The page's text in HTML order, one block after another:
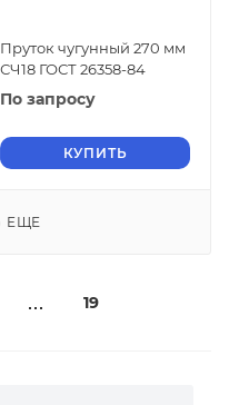
Пруток чугунный 270 мм
СЧ18 ГОСТ 26358-84
По запросу
КУПИТЬ
ЕЩЕ
19